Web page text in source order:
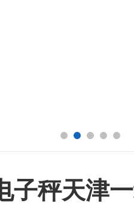
子秤天津